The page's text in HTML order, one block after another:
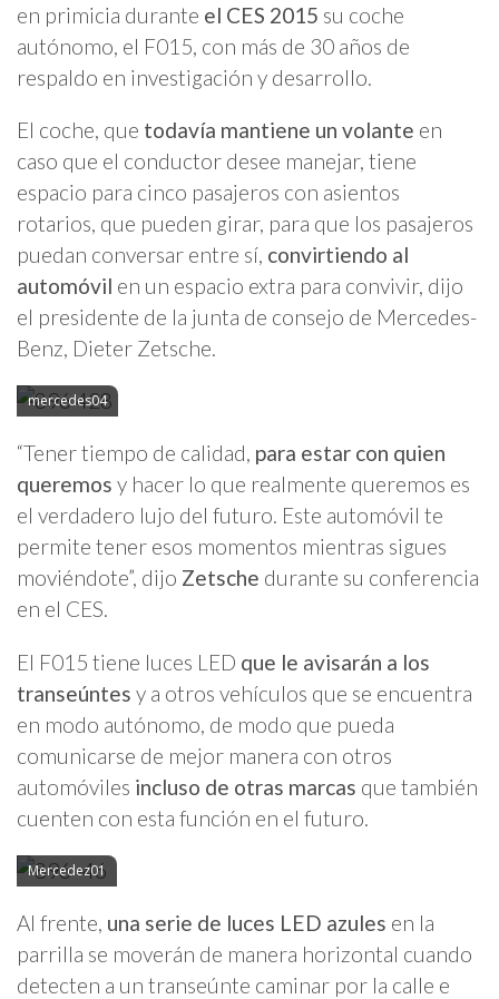
en primicia durante el CES 2015 su coche
autónomo, el F015, con más de 30 años de
respaldo en investigación y desarrollo.
El coche, que todavía mantiene un volante en
caso que el conductor desee manejar, tiene
espacio para cinco pasajeros con asientos
rotarios, que pueden girar, para que los pasajeros
puedan conversar entre sí, convirtiendo al
automóvil en un espacio extra para convivir, dijo
el presidente de la junta de consejo de Mercedes-
Benz, Dieter Zetsche.
mercedes04
“Tener tiempo de calidad, para estar con quien
queremos y hacer lo que realmente queremos es
el verdadero lujo del futuro. Este automóvil te
permite tener esos momentos mientras sigues
moviéndote”, dijo Zetsche durante su conferencia
en el CES.
El F015 tiene luces LED que le avisarán a los
transeúntes y a otros vehículos que se encuentra
en modo autónomo, de modo que pueda
comunicarse de mejor manera con otros
automóviles incluso de otras marcas que también
cuenten con esta función en el futuro.
Mercedez01
Al frente, una serie de luces LED azules en la
parrilla se moverán de manera horizontal cuando
detecten a un transeúnte caminar por la calle e